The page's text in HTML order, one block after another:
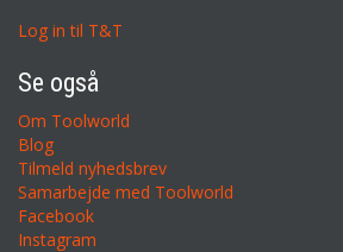
Log in til T&T
Se også
Om Toolworld
Blog
Tilmeld nyhedsbrev
Samarbejde med Toolworld
Facebook
Instagram